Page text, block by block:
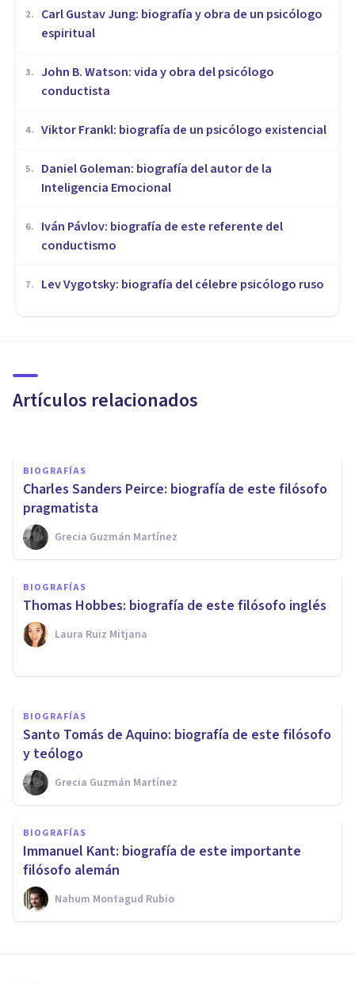
2.
​Carl Gustav Jung: biografía y obra de un psicólogo
espiritual
3. John B. Watson: vida y obra del psicólogo
conductista
4. Viktor Frankl: biografía de un psicólogo existencial
5.
Daniel Goleman: biografía del autor de la
Inteligencia Emocional
6.
Iván Pávlov: biografía de este referente del
conductismo
7. Lev Vygotsky: biografía del célebre psicólogo ruso
Artículos relacionados
Michel Foucault: biografía y
francés
BIOGRAFÍAS
Charles Sanders Peirce: biografía de este filósofo
pragmatista
Grecia Guzmán Martínez
BIOGRAFÍAS
Thomas Hobbes: biografía de este filósofo inglés
Laura Ruiz Mitjana
BIOGRAFÍAS
Georg Wilhelm Friedrich
Hegel: biografía de este
filósofo
BIOGRAFÍAS
Santo Tomás de Aquino: biografía de este filósofo
y teólogo
Grecia Guzmán Martínez
BIOGRAFÍAS
Immanuel Kant: biografía de este importante
filósofo alemán
Nahum Montagud Rubio